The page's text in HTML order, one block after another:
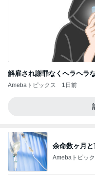
解雇され謝罪なくヘラヘラ
Amebaトピックス 1日前
余命数ヶ月
Amebaトピッ